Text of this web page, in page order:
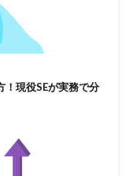
！現役SEが実務で分